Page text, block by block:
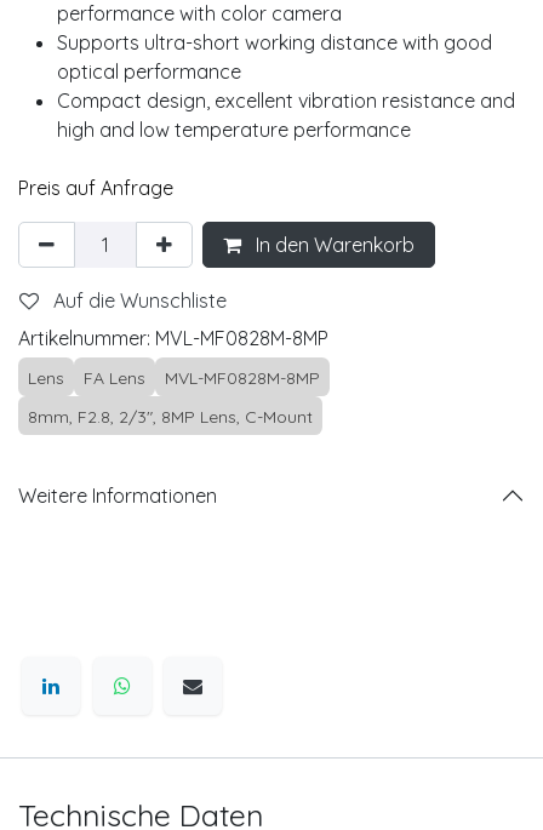
performance with color camera
Supports ultra-short working distance with good
optical performance
Compact design, excellent vibration resistance and
high and low temperature performance
Preis auf Anfrage
In den Warenkorb
Auf die Wunschliste
Artikelnummer: MVL-MF0828M-8MP
Lens FA Lens
MVL-MF0828M-8MP
8mm, F2.8, 2/3", 8MP Lens, C-Mount
Weitere Informationen
Technische Daten